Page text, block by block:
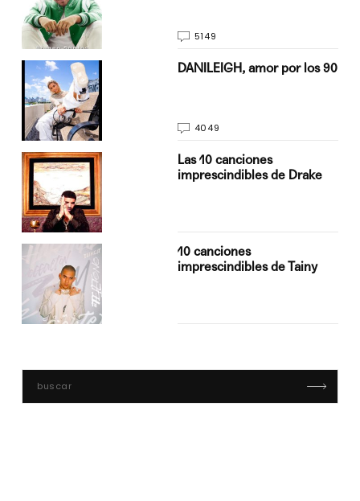
5149
DANILEIGH, amor por los 90
4049
Las 10 canciones
imprescindibles de Drake
10 canciones
imprescindibles de Tainy